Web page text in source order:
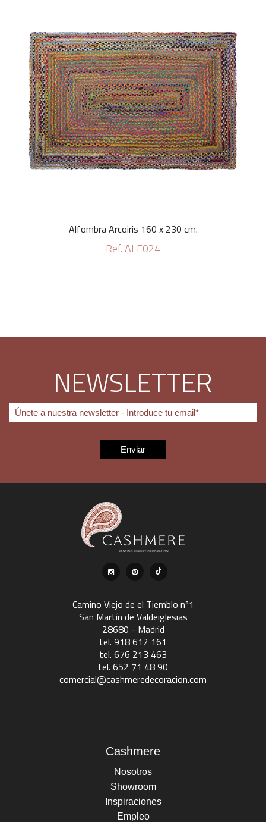
Alfombra Arcoiris 160 x 230 cm.
Ref. ALF024
NEWSLETTER
Camino Viejo de el Tiemblo nº1
San Martín de Valdeiglesias
28680 - Madrid
tel. 918 612 161
tel. 676 213 463
tel. 652 71 48 90
comercial@cashmeredecoracion.com
Cashmere
Nosotros
Showroom
Inspiraciones
Empleo